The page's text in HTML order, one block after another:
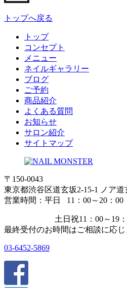
トップへ戻る
トップ
コンセプト
メニュー
ネイルギャラリー
ブログ
ご予約
商品紹介
よくある質問
お知らせ
サロン紹介
サイトマップ
〒150-0043
東京都渋谷区道玄坂2-15-1 ノア道
営業時間：平日 11：00～20：00
土日祝11：00～19：00（
最終受付のお時間はご相談に応じ
03-6452-5869